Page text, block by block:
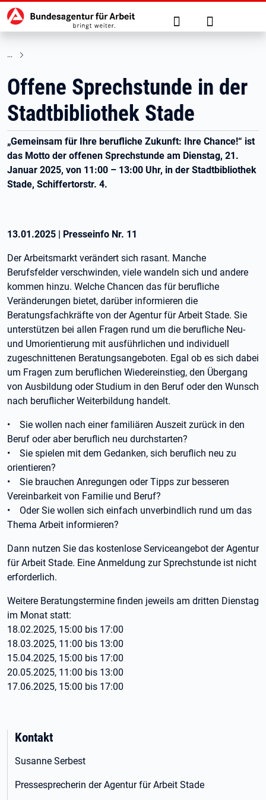
zu den Hauptinhalten springen
Hauptnavigation Suche Anmelden
Offene Sprechstunde in der
Stadtbibliothek Stade
„Gemeinsam für Ihre berufliche Zukunft: Ihre Chance!“ ist
das Motto der offenen Sprechstunde am Dienstag, 21.
Januar 2025, von 11:00 – 13:00 Uhr, in der Stadtbibliothek
Stade, Schiffertorstr. 4.
13.01.2025 | Presseinfo Nr. 11
Der Arbeitsmarkt verändert sich rasant. Manche
Berufsfelder verschwinden, viele wandeln sich und andere
kommen hinzu. Welche Chancen das für berufliche
Veränderungen bietet, darüber informieren die
Beratungsfachkräfte von der Agentur für Arbeit Stade. Sie
unterstützen bei allen Fragen rund um die berufliche Neu-
und Umorientierung mit ausführlichen und individuell
zugeschnittenen Beratungsangeboten. Egal ob es sich dabei
um Fragen zum beruflichen Wiedereinstieg, den Übergang
von Ausbildung oder Studium in den Beruf oder den Wunsch
nach beruflicher Weiterbildung handelt.
• Sie wollen nach einer familiären Auszeit zurück in den
Beruf oder aber beruflich neu durchstarten?
• Sie spielen mit dem Gedanken, sich beruflich neu zu
orientieren?
• Sie brauchen Anregungen oder Tipps zur besseren
Vereinbarkeit von Familie und Beruf?
• Oder Sie wollen sich einfach unverbindlich rund um das
Thema Arbeit informieren?
Dann nutzen Sie das kostenlose Serviceangebot der Agentur
für Arbeit Stade. Eine Anmeldung zur Sprechstunde ist nicht
erforderlich.
Weitere Beratungstermine finden jeweils am dritten Dienstag
im Monat statt:
18.02.2025, 15:00 bis 17:00
18.03.2025, 11:00 bis 13:00
15.04.2025, 15:00 bis 17:00
20.05.2025, 11:00 bis 13:00
17.06.2025, 15:00 bis 17:00
Kontakt
Susanne Serbest
Pressesprecherin der Agentur für Arbeit Stade